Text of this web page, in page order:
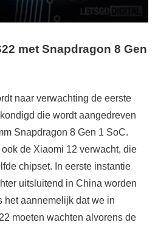
met Snapdragon 8 Gen
naar verwachting de eerste
die wordt aangedreven
Snapdragon 8 Gen 1 SoC.
de Xiaomi 12 verwacht, die
chipset. In eerste instantie
uitsluitend in China worden
het aannemelijk dat we in
moeten wachten alvorens de